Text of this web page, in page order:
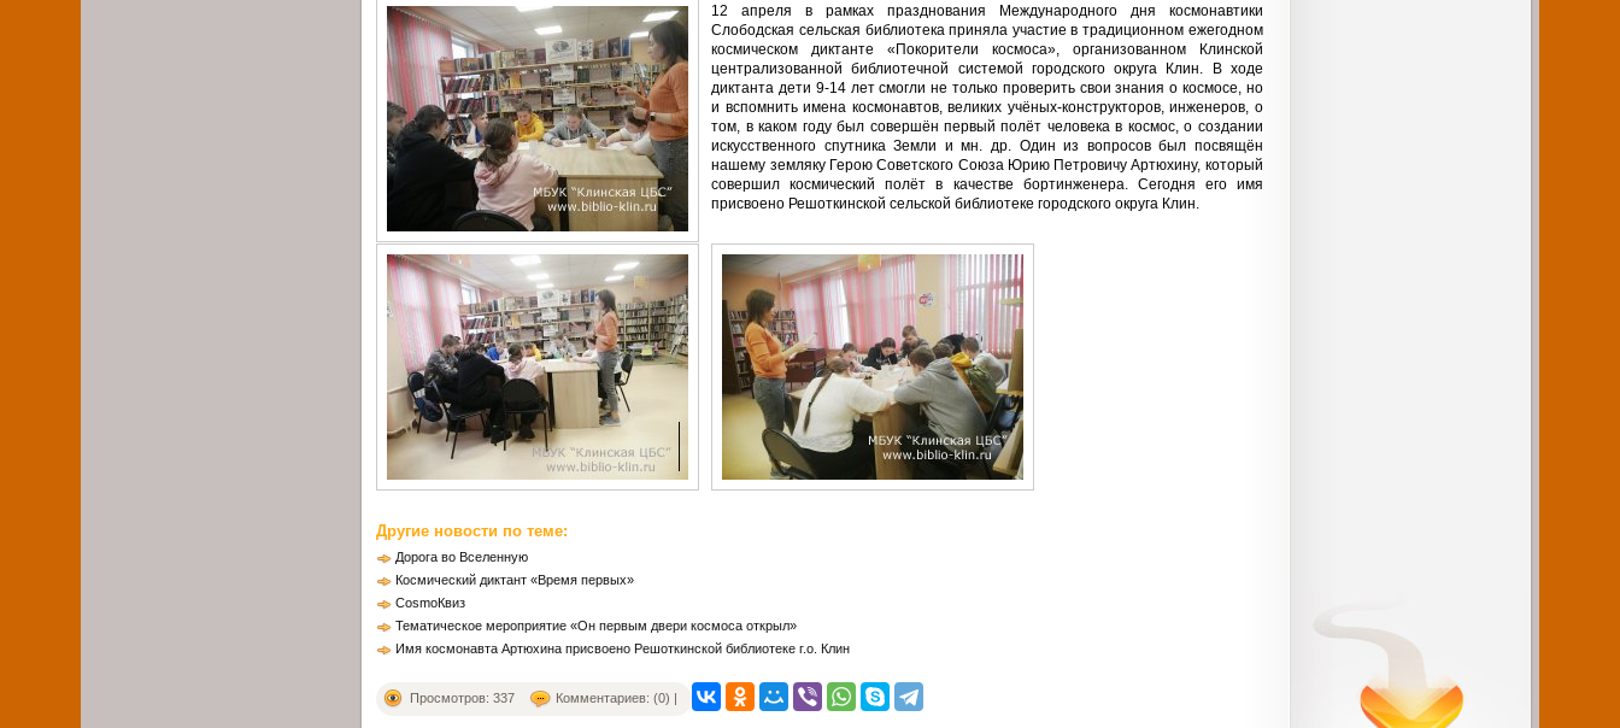
12 апреля в рамках празднования Международного дня космонавтики
Слободская сельская библиотека приняла участие в традиционном ежегодном
космическом диктанте «Покорители космоса», организованном Клинской
централизованной библиотечной системой городского округа Клин. В ходе
диктанта дети 9-14 лет смогли не только проверить свои знания о космосе, но
и вспомнить имена космонавтов, великих учёных-конструкторов, инженеров, о
том, в каком году был совершён первый полёт человека в космос, о создании
искусственного спутника Земли и мн. др. Один из вопросов был посвящён
нашему земляку Герою Советского Союза Юрию Петровичу Артюхину, который
совершил космический полёт в качестве бортинженера. Сегодня его имя
присвоено Решоткинской сельской библиотеке городского округа Клин.
Другие новости по теме:
Дорога во Вселенную
Космический диктант «Время первых»
CosmoКвиз
Тематическое мероприятие «Он первым двери космоса открыл»
Имя космонавта Артюхина присвоено Решоткинской библиотеке г.о. Клин
Просмотров: 337 Комментариев: (0) |